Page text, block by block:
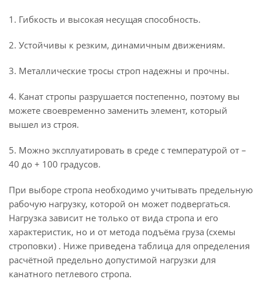
1. Гибкость и высокая несущая способность.
2. Устойчивы к резким, динамичным движениям.
3. Металлические тросы строп надежны и прочны.
4. Канат стропы разрушается постепенно, поэтому вы
можете своевременно заменить элемент, который
вышел из строя.
5. Можно эксплуатировать в среде с температурой от –
40 до + 100 градусов.
При выборе стропа необходимо учитывать предельную
рабочую нагрузку, которой он может подвергаться.
Нагрузка зависит не только от вида стропа и его
характеристик, но и от метода подъёма груза (схемы
строповки) . Ниже приведена таблица для определения
расчётной предельно допустимой нагрузки для
канатного петлевого стропа.